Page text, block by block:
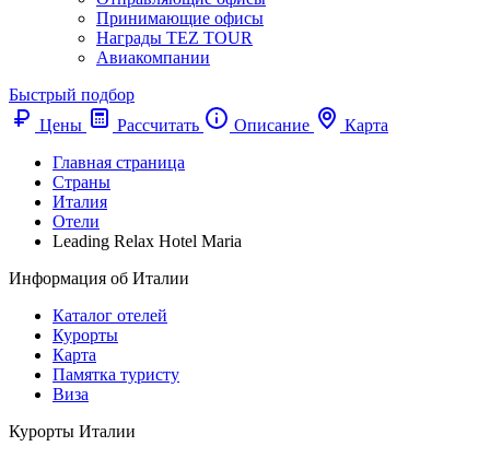
Принимающие офисы
Награды TEZ TOUR
Авиакомпании
Быстрый подбор
Цены
Рассчитать Описание
Карта
Главная страница
Cтраны
Италия
Отели
Leading Relax Hotel Maria
Информация об Италии
Каталог отелей
Курорты
Карта
Памятка туристу
Виза
Курорты Италии